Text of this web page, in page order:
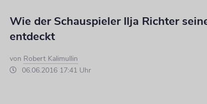
Wie der Schauspieler Ilja Richter
entdeckt
von Robert Kalimullin
06.06.2016 17:41 Uhr